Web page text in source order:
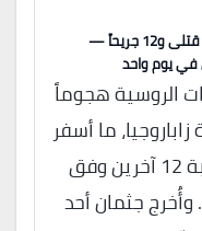
9 قنابل شراعية روسية على زاباروجيا: 5 قتلى و12 جريحاً —
شنّت القوات الروسية هجوماً
ما أسفر
عن مقتل خمسة أشخاص وإصابة 12 آخرين وفق
جثمان أحد